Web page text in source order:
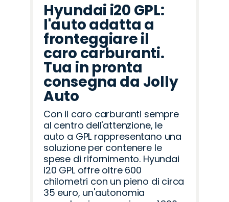
Hyundai i20 GPL:
l'auto adatta a
fronteggiare il
caro carburanti.
Tua in pronta
consegna da Jolly
Auto
Con il caro carburanti sempre
al centro dell'attenzione, le
auto a GPL rappresentano una
soluzione per contenere le
spese di rifornimento. Hyundai
i20 GPL offre oltre 600
chilometri con un pieno di circa
35 euro, un'autonomia